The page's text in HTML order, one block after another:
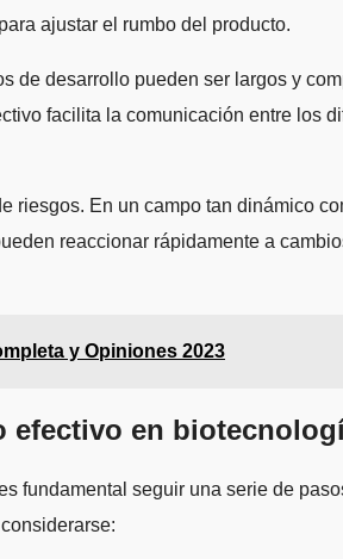
ajustar el rumbo del producto.
desarrollo pueden ser largos y
facilita la comunicación entre los
En un campo tan dinámico
reaccionar rápidamente a
y Opiniones 2023
efectivo en
fundamental seguir una serie de